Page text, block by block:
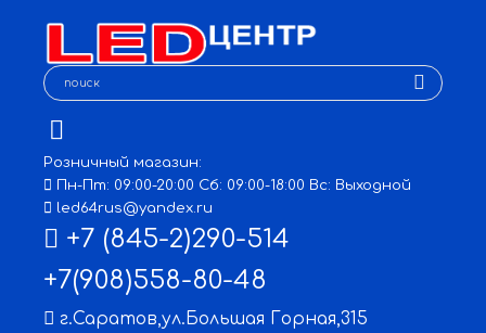
Розничный магазин:
Пн-Пт: 09:00-20:00 Сб: 09:00-18:00 Вс: Выходной
led64rus@yandex.ru
+7 (845-2)290-514
+7(908)558-80-48
г.Саратов,ул.Большая Горная,315